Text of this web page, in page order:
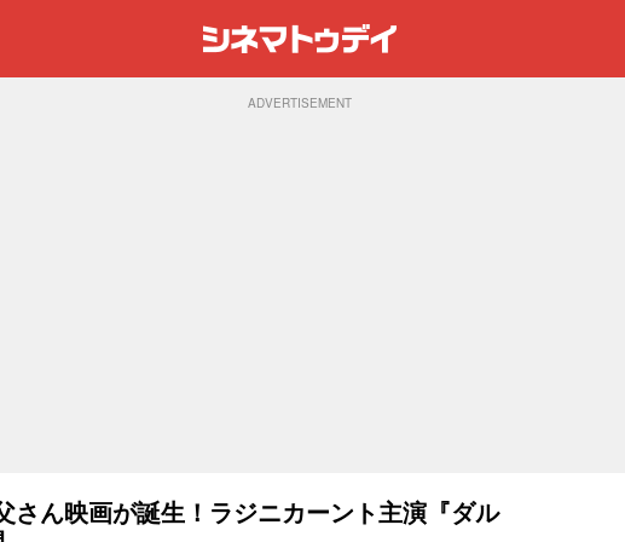
ADVERTISEMENT
さん映画が誕生！ラジニカーント主演『ダル